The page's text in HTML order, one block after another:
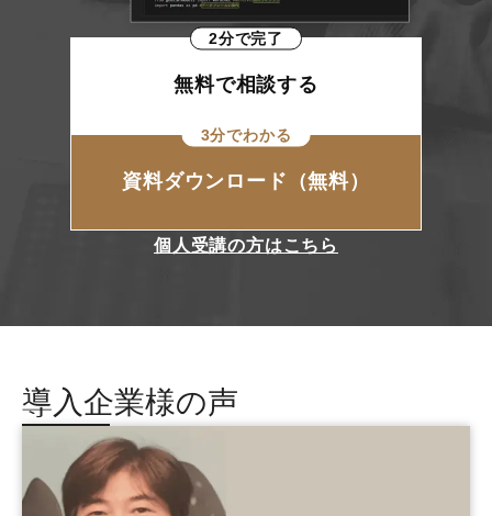
2分で完了
無料で相談する
3分でわかる
資料ダウンロード（無料）
個人受講の方はこちら
導入企業様の声